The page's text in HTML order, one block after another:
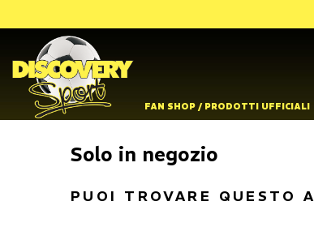
FAN SHOP / PRODOTTI UFFICIALI
Solo in negozio
PUOI TROVARE QUESTO